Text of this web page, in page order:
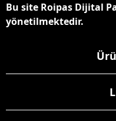
Bu site Roipas Dijital
yönetilmektedir.